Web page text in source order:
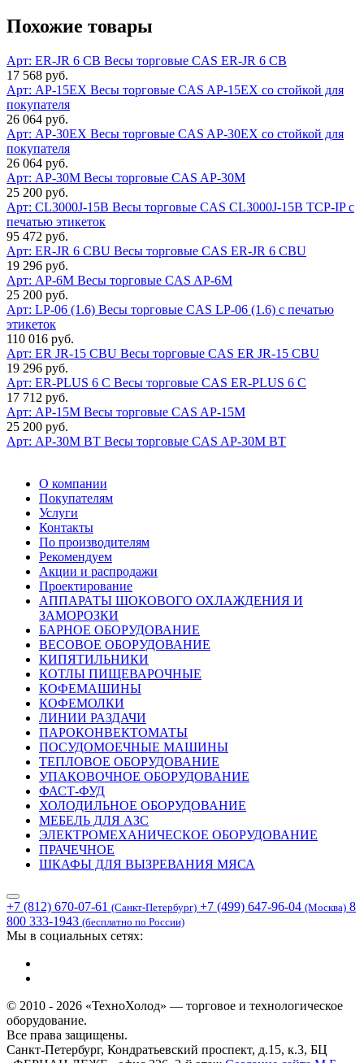
Похожие товары
Арт: ER-JR 6 CB Весы торговые CAS ER-JR 6 CB
17 568 руб.
Арт: AP-15EX Весы торговые CAS AP-15EX со стойкой для
покупателя
26 064 руб.
Арт: AP-30EX Весы торговые CAS AP-30EX со стойкой для
покупателя
26 064 руб.
Арт: AP-30M Весы торговые CAS AP-30M
25 200 руб.
Арт: CL3000J-15B Весы торговые CAS CL3000J-15B TCP-IP с
печатью этикеток
95 472 руб.
Арт: ER-JR 6 CBU Весы торговые CAS ER-JR 6 CBU
19 296 руб.
Арт: AP-6M Весы торговые CAS AP-6M
25 200 руб.
Арт: LP-06 (1.6) Весы торговые CAS LP-06 (1.6) с печатью
этикеток
110 016 руб.
Арт: ER JR-15 СBU Весы торговые CAS ER JR-15 СBU
19 296 руб.
Арт: ER-PLUS 6 C Весы торговые CAS ER-PLUS 6 C
17 712 руб.
Арт: AP-15M Весы торговые CAS AP-15M
25 200 руб.
Арт: AP-30M ВТ Весы торговые CAS AP-30M ВТ
О компании
Покупателям
Услуги
Контакты
По производителям
Рекомендуем
Акции и распродажи
Проектирование
АППАРАТЫ ШОКОВОГО ОХЛАЖДЕНИЯ И
ЗАМОРОЗКИ
БАРНОЕ ОБОРУДОВАНИЕ
ВЕСОВОЕ ОБОРУДОВАНИЕ
КИПЯТИЛЬНИКИ
КОТЛЫ ПИЩЕВАРОЧНЫЕ
КОФЕМАШИНЫ
КОФЕМОЛКИ
ЛИНИИ РАЗДАЧИ
ПАРОКОНВЕКТОМАТЫ
ПОСУДОМОЕЧНЫЕ МАШИНЫ
ТЕПЛОВОЕ ОБОРУДОВАНИЕ
УПАКОВОЧНОЕ ОБОРУДОВАНИЕ
ФАСТ-ФУД
ХОЛОДИЛЬНОЕ ОБОРУДОВАНИЕ
МЕБЕЛЬ ДЛЯ АЗС
ЭЛЕКТРОМЕХАНИЧЕСКОЕ ОБОРУДОВАНИЕ
ПРАЧЕЧНОЕ
ШКАФЫ ДЛЯ ВЫЗРЕВАНИЯ МЯСА
+7 (812) 670-07-61 (Санкт-Петербург) +7 (499) 647-96-04 (Москва) 8
800 333-1943 (бесплатно по России)
Мы в социальных сетях:
© 2010 - 2026 «ТехноХолод» — торговое и технологическое
оборудование.
Все права защищены.
Санкт-Петербург, Кондратьевский проспект, д.15, к.3, БЦ